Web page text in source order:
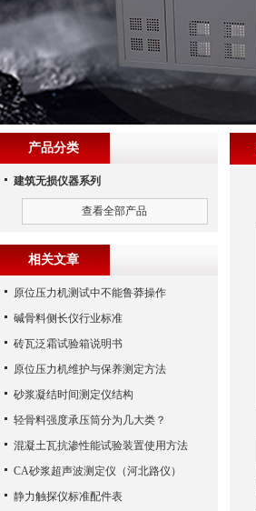
产品分类
建筑无损仪器系列
查看全部产品
相关文章
原位压力机测试中不能鲁莽操作
碱骨料侧长仪行业标准
砖瓦泛霜试验箱说明书
原位压力机维护与保养测定方法
砂浆凝结时间测定仪结构
轻骨料强度承压筒分为几大类？
混凝土瓦抗渗性能试验装置使用方法
CA砂浆超声波测定仪（河北路仪）
静力触探仪标准配件表